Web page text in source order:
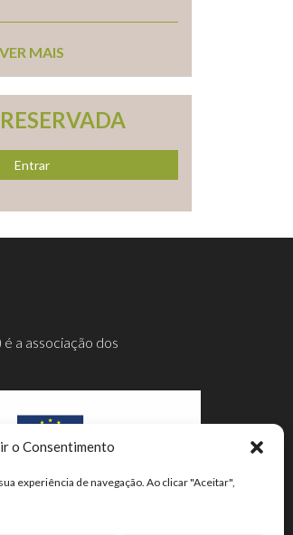
o Consentimento
experiência de navegação. Ao clicar "Aceitar",
VER MAIS
Entrar
a associação dos